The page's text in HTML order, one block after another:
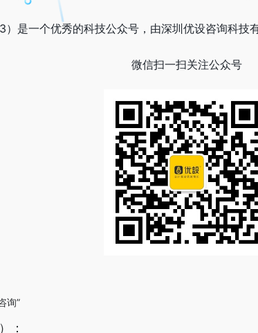
是一个优秀的科技公众号，由深圳优设咨询科技
微信扫一扫关注公众号
询”
：